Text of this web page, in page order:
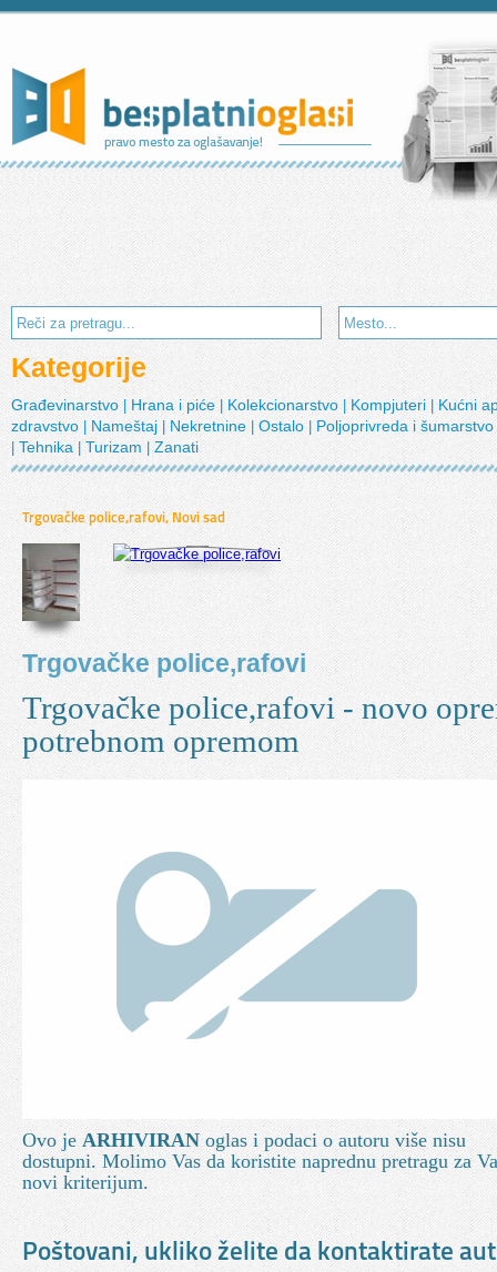
Kategorije
Građevinarstvo Hrana i piće Kolekcionarstvo |Kompjuteri
Kućni
zdravstvo | Nameštaj | Nekretnine Ostalo Poljoprivreda i šumarstvo
|Tehnika|Turizam|Zanati
Trgovačke police,rafovi, Novi sad
Trgovačke police,rafovi
Trgovačke police,rafovi - novo
potrebnom opremom
Ovo jeARHIVIRANoglas i podaci o autoru više nisu
dostupni. Molimo Vas da koristite naprednu pretragu za
novi kriterijum.
Poštovani, ukliko želite da kontaktirate